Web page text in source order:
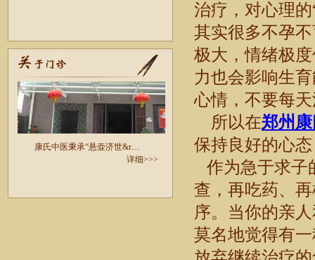
康氏中医秉承“悬壶济世&r…
详细>>>
治疗，对心理
其实很多不孕
极大，情绪极
力也会影响生
心情，不要每
所以在郑州
保持良好的心
作为急于求子
查，再吃药、
序。当你的亲
莫名地觉得有